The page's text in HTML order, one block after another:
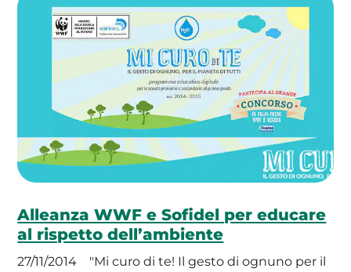
Alleanza WWF e Sofidel per educare
al rispetto dell’ambiente
27/11/2014
"Mi curo di te! Il gesto di ognuno per il